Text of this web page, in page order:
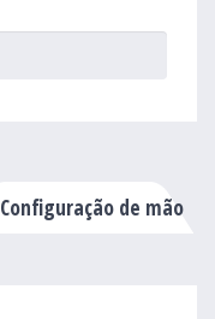
Configuração de mão